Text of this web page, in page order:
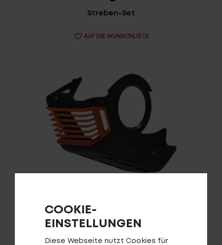
de-DE
HÄNDLERSUCHE
Streben-Set
AUF DIE WUNSCHLISTE
AUF DIE WUNSCHLISTE
COOKIE-
EINSTELLUNGEN
Diese Webseite nutzt Cookies für